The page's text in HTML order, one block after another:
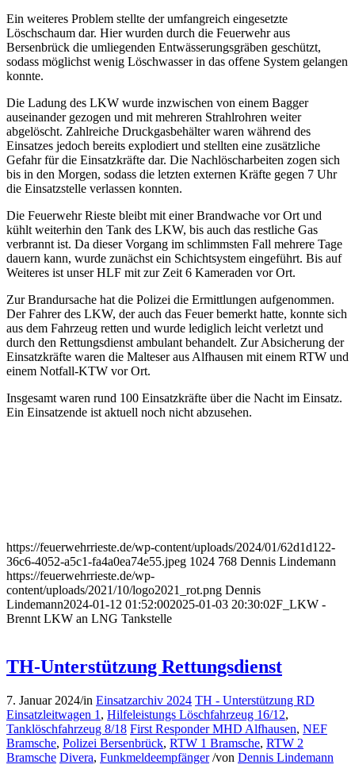
Ein weiteres Problem stellte der umfangreich eingesetzte
Löschschaum dar. Hier wurden durch die Feuerwehr aus
Bersenbrück die umliegenden Entwässerungsgräben geschützt,
sodass möglichst wenig Löschwasser in das offene System gelangen
konnte.
Die Ladung des LKW wurde inzwischen von einem Bagger
auseinander gezogen und mit mehreren Strahlrohren weiter
abgelöscht. Zahlreiche Druckgasbehälter waren während des
Einsatzes jedoch bereits explodiert und stellten eine zusätzliche
Gefahr für die Einsatzkräfte dar. Die Nachlöscharbeiten zogen sich
bis in den Morgen, sodass die letzten externen Kräfte gegen 7 Uhr
die Einsatzstelle verlassen konnten.
Die Feuerwehr Rieste bleibt mit einer Brandwache vor Ort und
kühlt weiterhin den Tank des LKW, bis auch das restliche Gas
verbrannt ist. Da dieser Vorgang im schlimmsten Fall mehrere Tage
dauern kann, wurde zunächst ein Schichtsystem eingeführt. Bis auf
Weiteres ist unser HLF mit zur Zeit 6 Kameraden vor Ort.
Zur Brandursache hat die Polizei die Ermittlungen aufgenommen.
Der Fahrer des LKW, der auch das Feuer bemerkt hatte, konnte sich
aus dem Fahrzeug retten und wurde lediglich leicht verletzt und
durch den Rettungsdienst ambulant behandelt. Zur Absicherung der
Einsatzkräfte waren die Malteser aus Alfhausen mit einem RTW und
einem Notfall-KTW vor Ort.
Insgesamt waren rund 100 Einsatzkräfte über die Nacht im Einsatz.
Ein Einsatzende ist aktuell noch nicht abzusehen.
https://feuerwehrrieste.de/wp-content/uploads/2024/01/62d1d122-
36c6-4052-a5c1-fa4a0ea74e55.jpeg 1024 768 Dennis Lindemann
https://feuerwehrrieste.de/wp-
content/uploads/2021/10/logo2021_rot.png Dennis
Lindemann2024-01-12 01:52:002025-01-03 20:30:02F_LKW -
Brennt LKW an LNG Tankstelle
TH-Unterstützung Rettungsdienst
7. Januar 2024/in Einsatzarchiv 2024 TH - Unterstützung RD
Einsatzleitwagen 1 , Hilfeleistungs Löschfahrzeug 16/12,
Tanklöschfahrzeug 8/18 First Responder MHD Alfhausen, NEF
Bramsche, Polizei Bersenbrück, RTW 1 Bramsche, RTW 2
Bramsche Divera, Funkmeldeempfänger /von Dennis Lindemann